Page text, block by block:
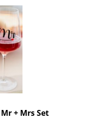
+ Mrs Set